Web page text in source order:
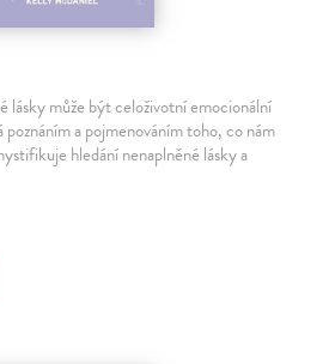
lásky může být celoživotní emocionální
poznáním a pojmenováním toho, co nám
hledání nenaplněné lásky a